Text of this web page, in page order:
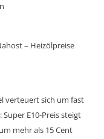
– Heizölpreise
verteuert sich um fast
Super E10-Preis steigt
mehr als 15 Cent